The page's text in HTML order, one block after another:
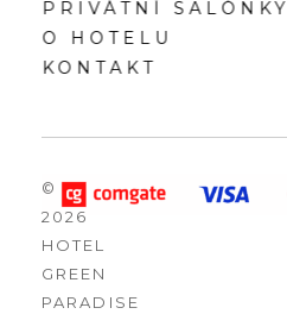
PRIVÁTNÍ SALÓNKY
O HOTELU
KONTAKT
©
2026
HOTEL
GREEN
PARADISE